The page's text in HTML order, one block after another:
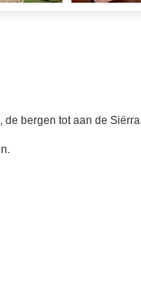
de bergen tot aan de Siërra